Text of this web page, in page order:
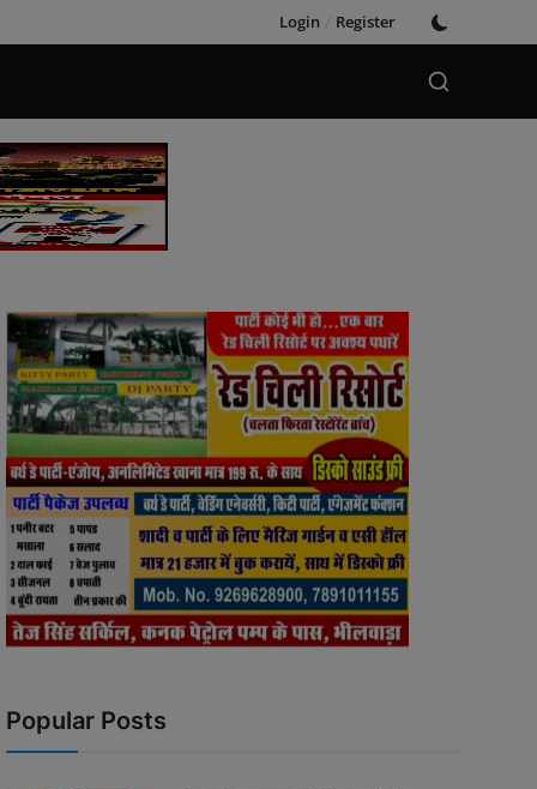
Login / Register
Popular Posts